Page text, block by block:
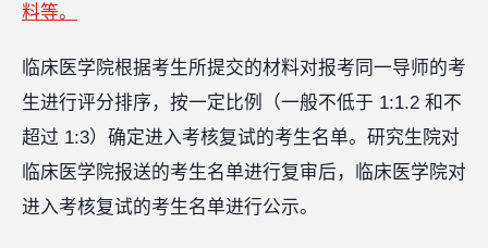
料等。
临床医学院根据考生所提交的材料对报考同一导师的考
生进行评分排序，按一定比例（一般不低于 1:1.2 和不
超过 1:3）确定进入考核复试的考生名单。研究生院对
临床医学院报送的考生名单进行复审后，临床医学院对
进入考核复试的考生名单进行公示。